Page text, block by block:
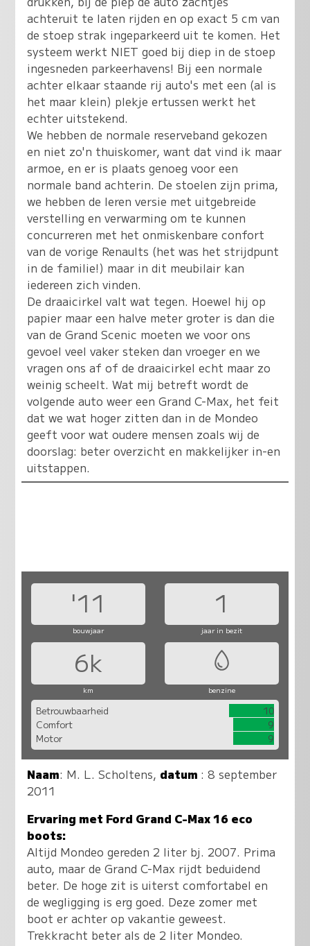
achteruit te laten rijden en op exact 5 cm van
de stoep strak ingeparkeerd uit te komen. Het
systeem werkt NIET goed bij diep in de stoep
ingesneden parkeerhavens! Bij een normale
achter elkaar staande rij auto's met een (al is
het maar klein) plekje ertussen werkt het
echter uitstekend.
We hebben de normale reserveband gekozen
en niet zo'n thuiskomer, want dat vind ik maar
armoe, en er is plaats genoeg voor een
normale band achterin. De stoelen zijn prima,
we hebben de leren versie met uitgebreide
verstelling en verwarming om te kunnen
concurreren met het onmiskenbare confort
van de vorige Renaults (het was het strijdpunt
in de familie!) maar in dit meubilair kan
iedereen zich vinden.
De draaicirkel valt wat tegen. Hoewel hij op
papier maar een halve meter groter is dan die
van de Grand Scenic moeten we voor ons
gevoel veel vaker steken dan vroeger en we
vragen ons af of de draaicirkel echt maar zo
weinig scheelt. Wat mij betreft wordt de
volgende auto weer een Grand C-Max, het feit
dat we wat hoger zitten dan in de Mondeo
geeft voor wat oudere mensen zoals wij de
doorslag: beter overzicht en makkelijker in-en
uitstappen.
'11 1
bouwjaar jaar in bezit
6k
km benzine
Betrouwbaarheid
10
Comfort
9
Motor
9
Naam: M. L. Scholtens, datum : 8 september
2011
Ervaring met Ford Grand C-Max 16 eco
boots:
Altijd Mondeo gereden 2 liter bj. 2007. Prima
auto, maar de Grand C-Max rijdt beduidend
beter. De hoge zit is uiterst comfortabel en
de wegligging is erg goed. Deze zomer met
boot er achter op vakantie geweest.
Trekkracht beter als de 2 liter Mondeo.